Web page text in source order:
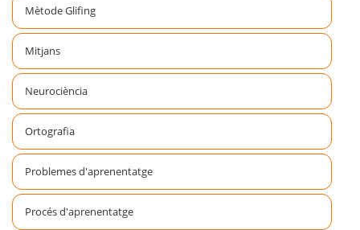
Mètode Glifing
Mitjans
Neurociència
Ortografia
Problemes d'aprenentatge
Procés d'aprenentatge